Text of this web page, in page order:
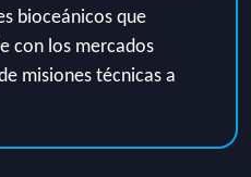
bioceánicos que
con los mercados
misiones técnicas a